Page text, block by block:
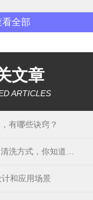
看全部
文章
ARTICLES
有哪些诀窍？
和应用场景